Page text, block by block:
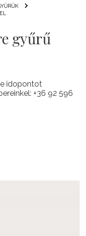
gyűrű
idopontot
+36 92 596